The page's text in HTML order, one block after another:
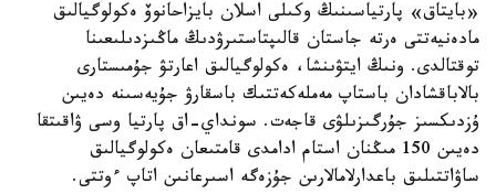
«بايتاق» پارتياسىنىڭ وكىلى اسلان بايزاحانوۆ ەكولوگيالىق
مادەنيەتتى ەرتە جاستان قالىپتاستىرۋدىڭ ماڭىزدىلىعىنا
توقتالدى. ونىڭ ايتۋىنشا، ەكولوگيالىق اعارتۋ جۇمىستارى
بالاباقشادان باستاپ مەملەكەتتىك باسقارۋ جۇيەسىنە دەيىن
ۇزدىكسىز جۇرگىزىلۋى قاجەت. سونداي-اق پارتيا وسى ۋاقىتقا
دەيىن 150 مىڭنان استام ادامدى قامتىعان ەكولوگيالىق
ساۋاتتىلىق باعدارلامالارىن جۇزەگە اسىرعانىن اتاپ ءوتتى.